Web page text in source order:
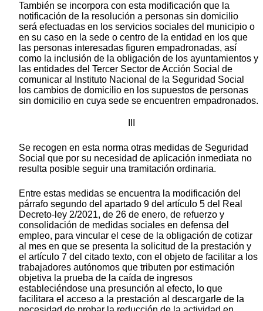
También se incorpora con esta modificación que la
notificación de la resolución a personas sin domicilio
será efectuadas en los servicios sociales del municipio o
en su caso en la sede o centro de la entidad en los que
las personas interesadas figuren empadronadas, así
como la inclusión de la obligación de los ayuntamientos y
las entidades del Tercer Sector de Acción Social de
comunicar al Instituto Nacional de la Seguridad Social
los cambios de domicilio en los supuestos de personas
sin domicilio en cuya sede se encuentren empadronados.
Se recogen en esta norma otras medidas de Seguridad
Social que por su necesidad de aplicación inmediata no
resulta posible seguir una tramitación ordinaria.
Entre estas medidas se encuentra la modificación del
párrafo segundo del apartado 9 del artículo 5 del Real
Decreto-ley 2/2021, de 26 de enero, de refuerzo y
consolidación de medidas sociales en defensa del
empleo, para vincular el cese de la obligación de cotizar
al mes en que se presenta la solicitud de la prestación y
el artículo 7 del citado texto, con el objeto de facilitar a los
trabajadores autónomos que tributen por estimación
objetiva la prueba de la caída de ingresos
estableciéndose una presunción al efecto, lo que
facilitara el acceso a la prestación al descargarle de la